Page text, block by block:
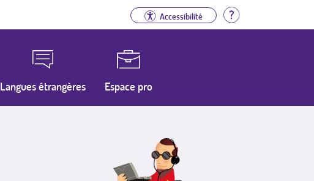
Accessibilité Aide
Langues étrangères Espace pro